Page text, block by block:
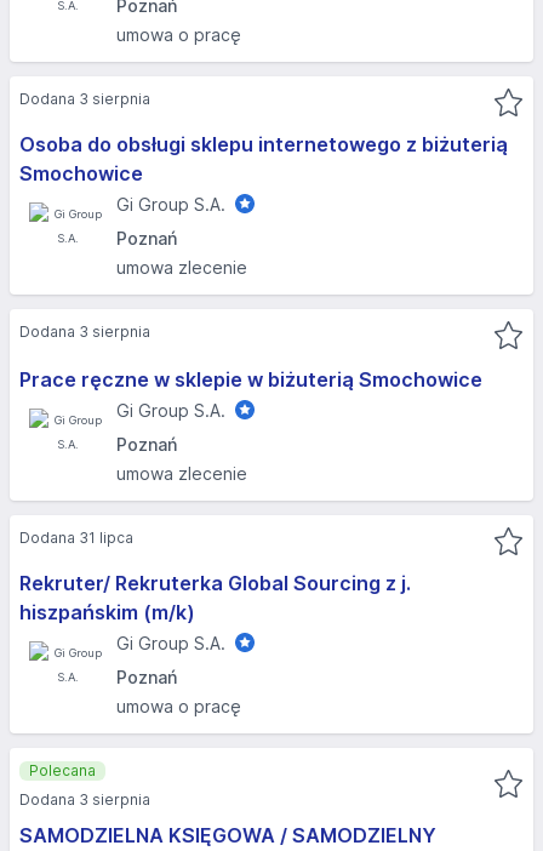
Poznań
umowa o pracę
Osoba do obsługi sklepu internetowego z biżuterią
Smochowice
Gi Group S.A.
Poznań
umowa zlecenie
Dodana 3 sierpnia
Prace ręczne w sklepie w biżuterią Smochowice
Gi Group S.A.
Poznań
umowa zlecenie
Dodana 3 sierpnia
Rekruter/ Rekruterka Global Sourcing z j.
hiszpańskim (m/k)
Gi Group S.A.
Poznań
umowa o pracę
Dodana 31 lipca
SAMODZIELNA KSIĘGOWA / SAMODZIELNY
Polecana
Dodana 3 sierpnia